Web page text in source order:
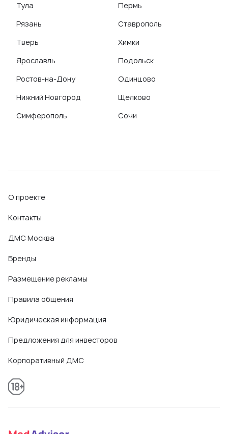
Тула
Рязань
Тверь
Ярославль
Ростов-на-Дону
Нижний Новгород
Симферополь
Пермь
Ставрополь
Химки
Подольск
Одинцово
Щелково
Сочи
О проекте
Контакты
ДМС Москва
Бренды
Размещение рекламы
Правила общения
Юридическая информация
Предложения для инвесторов
Корпоративный ДМС